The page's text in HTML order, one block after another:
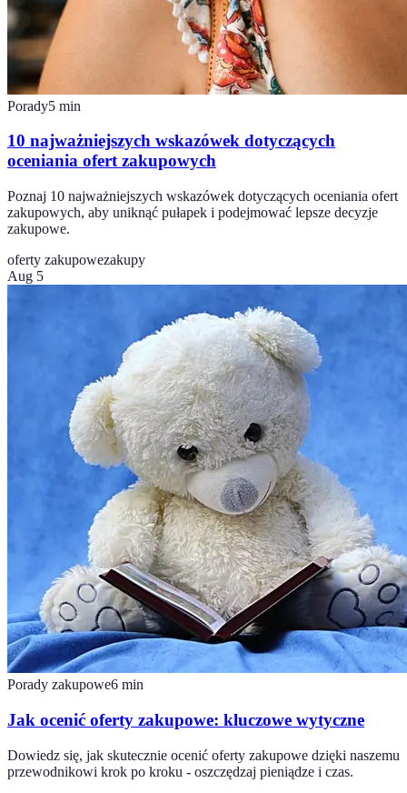
Porady5 min
10 najważniejszych wskazówek dotyczących
oceniania ofert zakupowych
Poznaj 10 najważniejszych wskazówek dotyczących oceniania ofert
zakupowych, aby uniknąć pułapek i podejmować lepsze decyzje
zakupowe.
oferty zakupowezakupy
Aug 5
Porady zakupowe6 min
Jak ocenić oferty zakupowe: kluczowe wytyczne
Dowiedz się, jak skutecznie ocenić oferty zakupowe dzięki naszemu
przewodnikowi krok po kroku - oszczędzaj pieniądze i czas.